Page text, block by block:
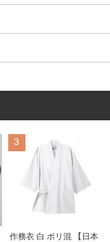
3
作務衣 白 ポリ混 【日本